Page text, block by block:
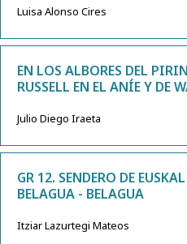
Luisa Alonso Cires
EN LOS ALBORES DEL
RUSSELL EN EL ANÍE Y DE
Julio Diego Iraeta
GR 12. SENDERO DE
BELAGUA - BELAGUA
Itziar Lazurtegi Mateos